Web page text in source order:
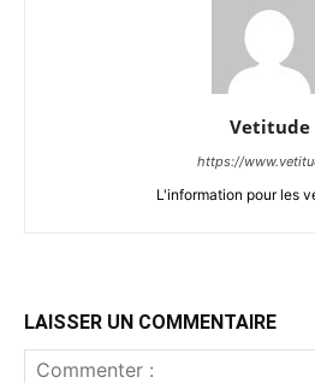
Vetitude
https://
L'information pour les
LAISSER UN COMMENTAIRE